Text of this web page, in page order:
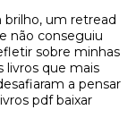
brilho, um retread
não conseguiu
sobre minhas
livros que mais
a pensar
pdf baixar